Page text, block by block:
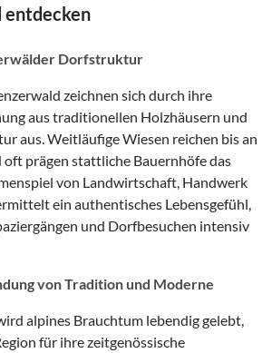
entdecken
Dorfstruktur
zeichnen sich durch ihre
aus traditionellen Holzhäusern und
aus. Weitläufige Wiesen reichen bis an
prägen stattliche Bauernhöfe das
von Landwirtschaft, Handwerk
ein authentisches Lebensgefühl,
und Dorfbesuchen intensiv
von Tradition und Moderne
alpines Brauchtum lebendig gelebt,
für ihre zeitgenössische